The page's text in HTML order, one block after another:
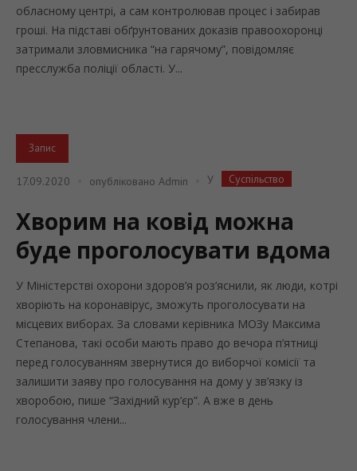
обласному центрі, а сам контролював процес і забирав
гроші. На підставі обґрунтованих доказів правоохоронці
затримали зловмисника “на гарячому”, повідомляє
пресслужба поліції області. У...
Запис
17.09.2020 опубліковано Admin У Суспільство
Хворим на ковід можна
буде проголосувати вдома
У Міністерстві охорони здоров’я роз’яснили, як люди, котрі
хворіють на коронавірус, зможуть проголосувати на
місцевих виборах. За словами керівника МОЗу Максима
Степанова, такі особи мають право до вечора п’ятниці
перед голосуванням звернутися до виборчої комісії та
залишити заяву про голосування на дому у зв’язку із
хворобою, пише “Західний кур’єр”. А вже в день
голосування члени...